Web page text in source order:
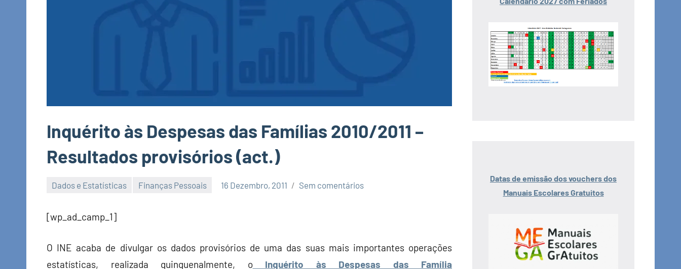
Inquérito às Despesas das Famílias 2010/2011 –
Resultados provisórios (act.)
Dados e Estatísticas Finanças Pessoais 16 Dezembro, 2011
Finanças
Sem comentários
[wp_ad_camp_1]
O INE acaba de divulgar os dados provisórios de uma das suas mais importantes operações
estatísticas, realizada quinquenalmente, oInquérito às Despesas das Família
Datas de emissão dos vouchers dos
Manuais Escolares Gratuitos